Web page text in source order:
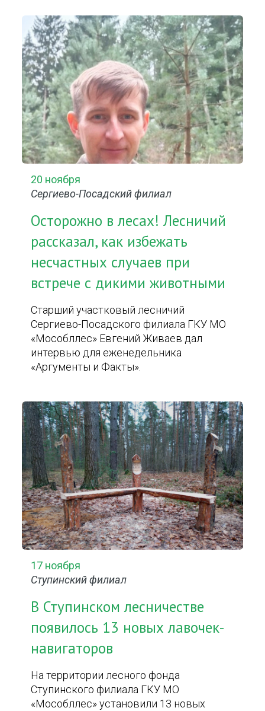
20 ноября
Сергиево-Посадский филиал
Осторожно в лесах! Лесничий
рассказал, как избежать
несчастных случаев при
встрече с дикими животными
Старший участковый лесничий
Сергиево-Посадского филиала ГКУ МО
«Мособллес» Евгений Живаев дал
интервью для еженедельника
«Аргументы и Факты».
17 ноября
Ступинский филиал
В Ступинском лесничестве
появилось 13 новых лавочек-
навигаторов
На территории лесного фонда
Ступинского филиала ГКУ МО
«Мособллес» установили 13 новых